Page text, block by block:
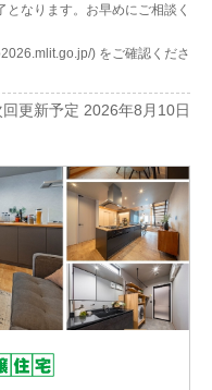
なります。お早めにご相談く
) をご確認くださ
新予定 2026年8月10日